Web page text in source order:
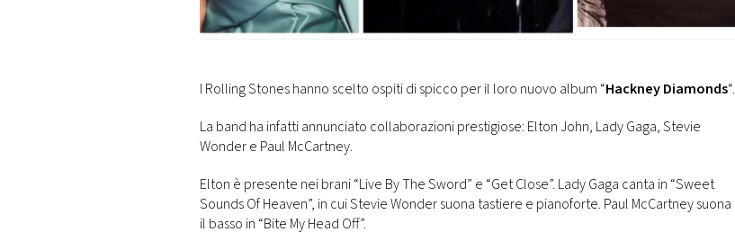
MONACO
RMC
CONSIGLIA
I Rolling Stones hanno scelto ospiti di spicco per il loro nuovo album “Hackney Diamonds“.
La band ha infatti annunciato collaborazioni prestigiose: Elton John, Lady Gaga, Stevie
Wonder e Paul McCartney.
Elton è presente nei brani “Live By The Sword” e “Get Close”. Lady Gaga canta in “Sweet
Sounds Of Heaven”, in cui Stevie Wonder suona tastiere e pianoforte. Paul McCartney suona
il basso in “Bite My Head Off”.